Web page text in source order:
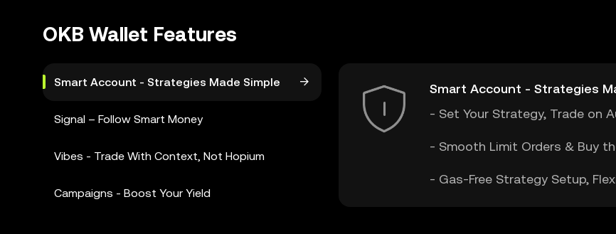
OKB Wallet Features
Smart Account - Strategies Made Simple
Signal – Follow Smart Money
Vibes - Trade With Context, Not Hopium
Campaigns - Boost Your Yield
Smart Account - Strategies
- Set Your Strategy, Trade on
- Smooth Limit Orders & Buy
- Gas-Free Strategy Setup,